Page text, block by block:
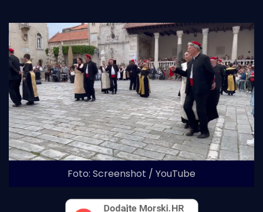
Tradicija i kultura
Foto: Screenshot / YouTube